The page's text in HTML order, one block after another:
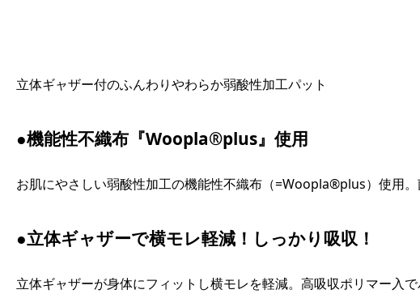
立体ギャザー付のふんわりやわらか弱酸性加工パット
●機能性不織布『Woopla®plus』使用
お肌にやさしい弱酸性加工の機能性不織布（=Woopla®plus）使用。
●立体ギャザーで横モレ軽減！しっかり吸収！
立体ギャザーが身体にフィットし横モレを軽減。高吸収ポリマー入